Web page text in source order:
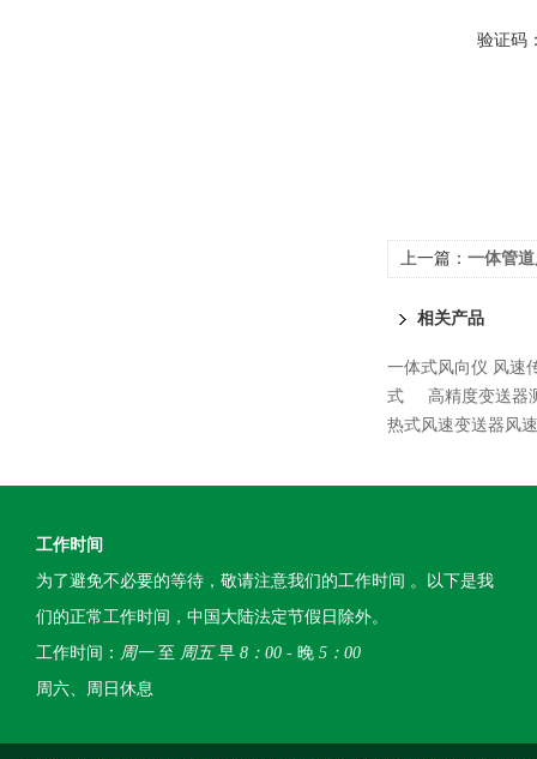
验证码
上一篇： 一体管
相关产品
一体式风向仪 风速
式
高精度变送器
热式风速变送器风
工作时间
为了避免不必要的等待，敬请注意我们的工作时间 。以下是我
们的正常工作时间，中国大陆法定节假日除外。
工作时间： 周一至 周五早 8：00 - 晚 5：00
周六、周日休息